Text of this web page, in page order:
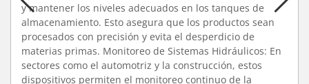
y mantener los niveles adecuados en los tanques de
almacenamiento. Esto asegura que los productos sean
procesados con precisión y evita el desperdicio de
materias primas. Monitoreo de Sistemas Hidráulicos: En
sectores como el automotriz y la construcción, estos
dispositivos permiten el monitoreo continuo de la